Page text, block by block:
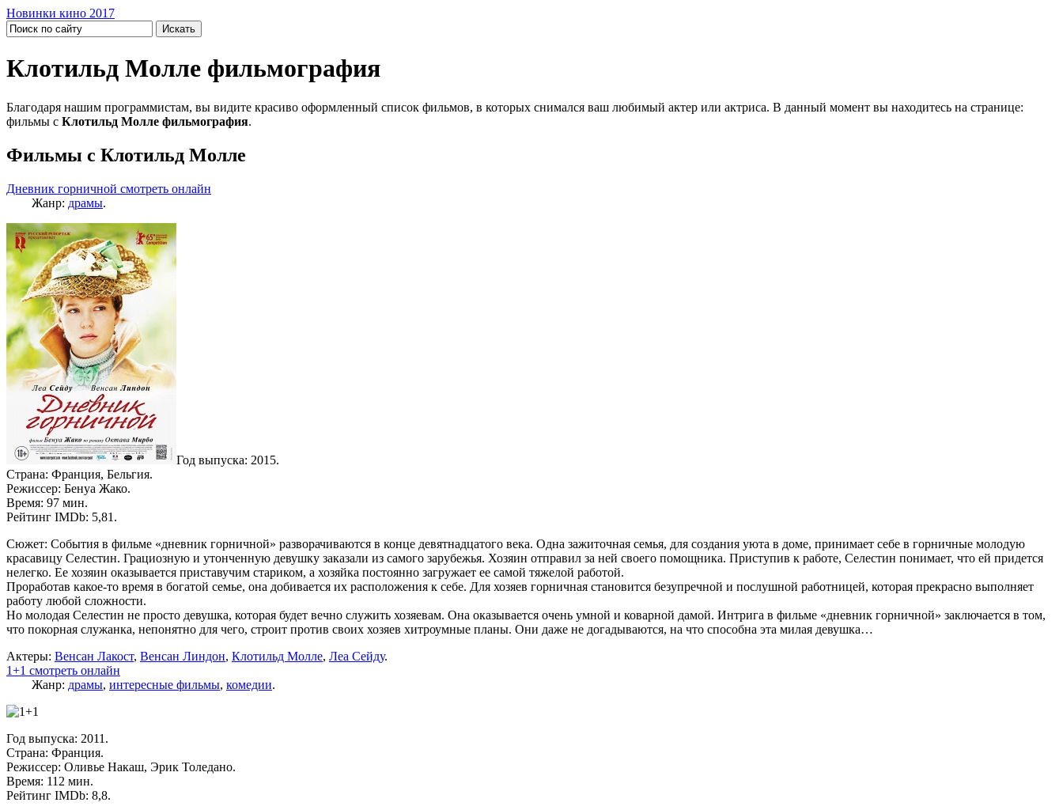
Новинки кино 2017
Клотильд Молле фильмография
Благодаря нашим программистам, вы видите красиво оформленный список фильмов, в которых снимался ваш любимый актер или актриса. В данный момент вы находитесь на странице:
фильмы с Клотильд Молле фильмография.
Фильмы с Клотильд Молле
Дневник горничной смотреть онлайн
Жанр: драмы.
Год выпуска: 2015.
Страна: Франция, Бельгия.
Режиссер: Бенуа Жако.
Время: 97 мин.
Рейтинг IMDb: 5,81.
Сюжет: События в фильме «дневник горничной» разворачиваются в конце девятнадцатого века. Одна зажиточная семья, для создания уюта в доме, принимает себе в горничные молодую
красавицу Селестин. Грациозную и утонченную девушку заказали из самого зарубежья. Хозяин отправил за ней своего помощника. Приступив к работе, Селестин понимает, что ей придется
нелегко. Ее хозяин оказывается приставучим стариком, а хозяйка постоянно загружает ее самой тяжелой работой.
Проработав какое-то время в богатой семье, она добивается их расположения к себе. Для хозяев горничная становится безупречной и послушной работницей, которая прекрасно выполняет
работу любой сложности.
Но молодая Селестин не просто девушка, которая будет вечно служить хозяевам. Она оказывается очень умной и коварной дамой. Интрига в фильме «дневник горничной» заключается в том,
что покорная служанка, непонятно для чего, строит против своих хозяев хитроумные планы. Они даже не догадываются, на что способна эта милая девушка…
Актеры: Венсан Лакост, Венсан Линдон, Клотильд Молле, Леа Сейду.
1+1 смотреть онлайн
Жанр: драмы, интересные фильмы, комедии.
Год выпуска: 2011.
Страна: Франция.
Режиссер: Оливье Накаш, Эрик Толедано.
Время: 112 мин.
Рейтинг IMDb: 8,8.